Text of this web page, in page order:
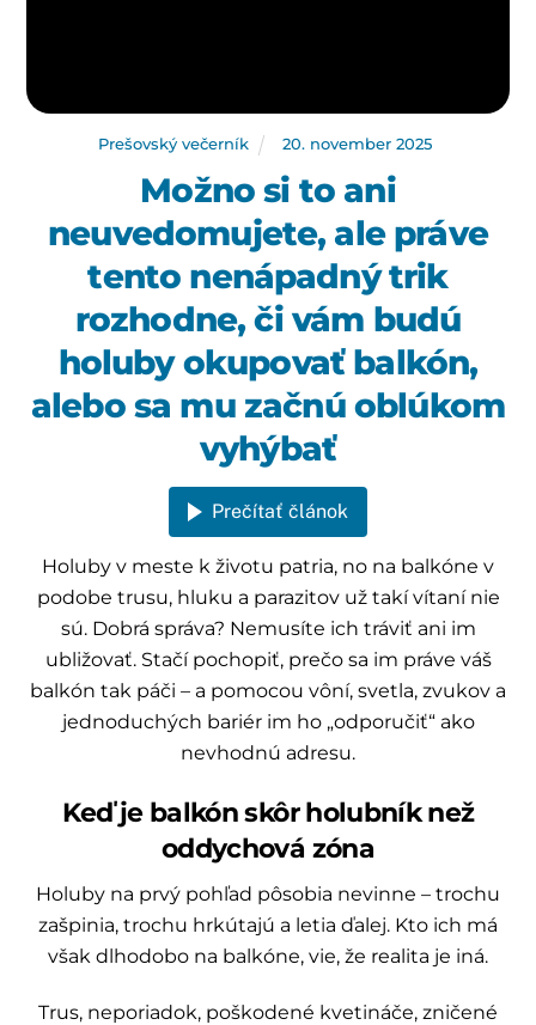
Prešovský večerník 20. november 2025
Možno si to ani
neuvedomujete, ale práve
tento nenápadný trik
rozhodne, či vám budú
holuby okupovať balkón,
alebo sa mu začnú oblúkom
vyhýbať
Prečítať článok
Holuby v meste k životu patria, no na balkóne v
podobe trusu, hluku a parazitov už takí vítaní nie
sú. Dobrá správa? Nemusíte ich tráviť ani im
ubližovať. Stačí pochopiť, prečo sa im práve váš
balkón tak páči – a pomocou vôní, svetla, zvukov a
jednoduchých bariér im ho „odporučiť“ ako
nevhodnú adresu.
Keď je balkón skôr holubník než
oddychová zóna
Holuby na prvý pohľad pôsobia nevinne – trochu
zašpinia, trochu hrkútajú a letia ďalej. Kto ich má
však dlhodobo na balkóne, vie, že realita je iná.
Trus, neporiadok, poškodené kvetináče, zničené